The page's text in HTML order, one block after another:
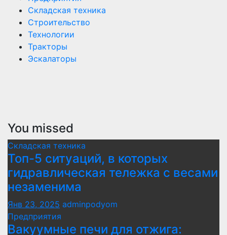
Складская техника
Строительство
Технологии
Тракторы
Эскалаторы
You missed
Складская техника
Топ-5 ситуаций, в которых
гидравлическая тележка с весами
незаменима
Янв 23, 2025 adminpodyom
Предприятия
Вакуумные печи для отжига: